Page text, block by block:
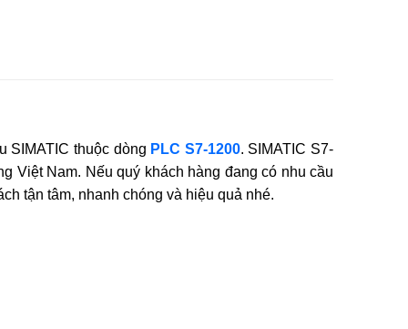
SIMATIC thuộc dòng PLC S7-1200. SIMATIC S7-
Việt Nam. Nếu quý khách hàng đang có nhu cầu
tận tâm, nhanh chóng và hiệu quả nhé.